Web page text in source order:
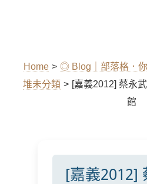
Home > ◎ Blog｜部落格．
堆未分類 > [嘉義2012] 蔡永
館
[嘉義2012]